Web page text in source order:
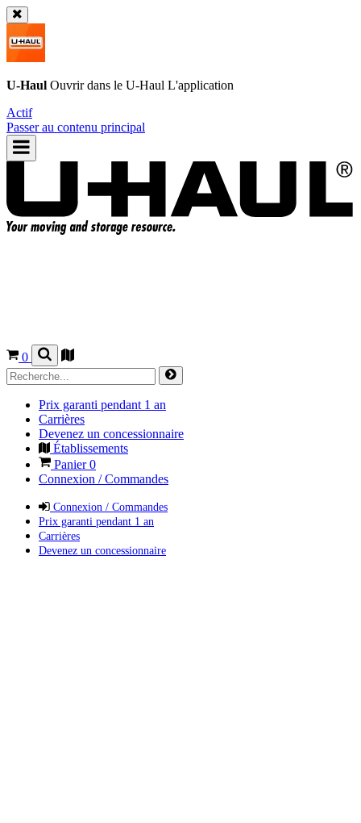
U-Haul Ouvrir dans le U-Haul L'application
Actif
Passer au contenu principal
0
Prix garanti pendant 1 an
Carrières
Devenez un concessionnaire
Établissements
Panier0
Connexion / Commandes
Connexion / Commandes
Prix garanti pendant 1 an
Carrières
Devenez un concessionnaire